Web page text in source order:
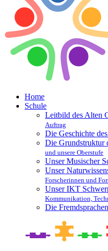
Home
Schule
Leitbild des Alten
Auftrag
Die Geschichte
Die Grundstruktur
und unsere Oberstufe
Unser Musischer
Unser
Forscherinnen und
Unser IKT
Kommunikation,
Die